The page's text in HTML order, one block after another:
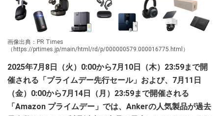
画像出典：PR Times
（https://prtimes.jp/main/html/rd/p/000000579.000016775.html）
2025年7月8日（火）0:00から7月10日（木）23:59まで開
催される「プライムデー先行セール」および、7月11日
（金）0:00から7月14日（月）23:59まで開催される
「Amazon プライムデー」では、Ankerの人気製品が過去